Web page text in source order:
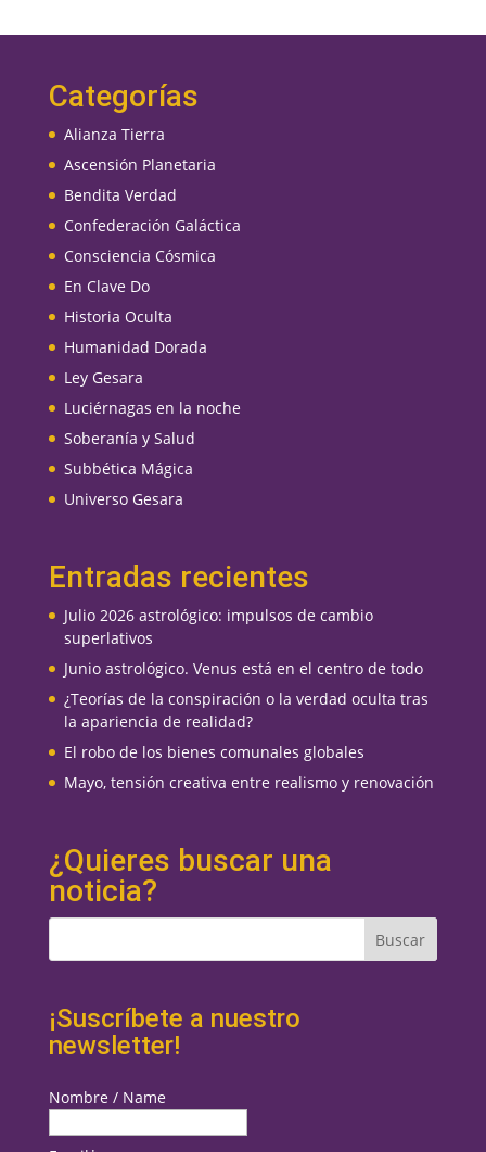
Categorías
Alianza Tierra
Ascensión Planetaria
Bendita Verdad
Confederación Galáctica
Consciencia Cósmica
En Clave Do
Historia Oculta
Humanidad Dorada
Ley Gesara
Luciérnagas en la noche
Soberanía y Salud
Subbética Mágica
Universo Gesara
Entradas recientes
Julio 2026 astrológico: impulsos de cambio
superlativos
Junio astrológico. Venus está en el centro de todo
¿Teorías de la conspiración o la verdad oculta tras
la apariencia de realidad?
El robo de los bienes comunales globales
Mayo, tensión creativa entre realismo y renovación
¿Quieres buscar una
noticia?
¡Suscríbete a nuestro
newsletter!
Nombre / Name